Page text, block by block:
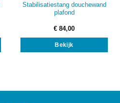
Stabilisatiestang douchewand
plafond
€ 84,00
Bekijk